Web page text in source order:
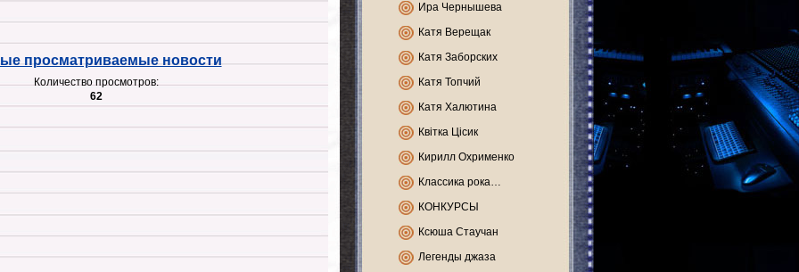
просматриваемые новости
Количество просмотров:
62
Ира Чернышева
Катя Верещак
Катя Заборских
Катя Топчий
Катя Халютина
Квітка Цісик
Кирилл Охрименко
Классика рока…
КОНКУРСЫ
Ксюша Стаучан
Легенды джаза